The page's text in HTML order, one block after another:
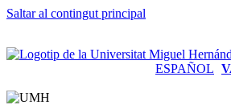
Saltar al contingut principal
ESPAÑOL